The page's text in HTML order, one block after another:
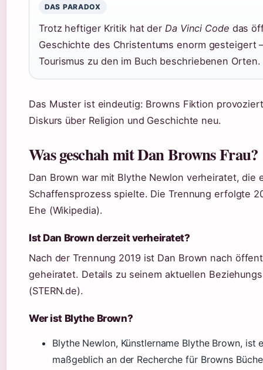
DAS PARADOX
Trotz heftiger Kritik hat der Da Vinci Code das
Geschichte des Christentums enorm gesteigert
Tourismus zu den im Buch beschriebenen Orten.
Das Muster ist eindeutig: Browns Fiktion
Diskurs über Religion und Geschichte neu.
Was geschah mit Dan Browns Frau?
Dan Brown war mit Blythe Newlon verheiratet, die
Schaffensprozess spielte. Die Trennung erfolgte
Ehe (Wikipedia).
Ist Dan Brown derzeit verheiratet?
Nach der Trennung 2019 ist Dan Brown nach
geheiratet. Details zu seinem aktuellen
(STERN.de).
Wer ist Blythe Brown?
Blythe Newlon, Künstlername Blythe Brown, ist
maßgeblich an der Recherche für Browns